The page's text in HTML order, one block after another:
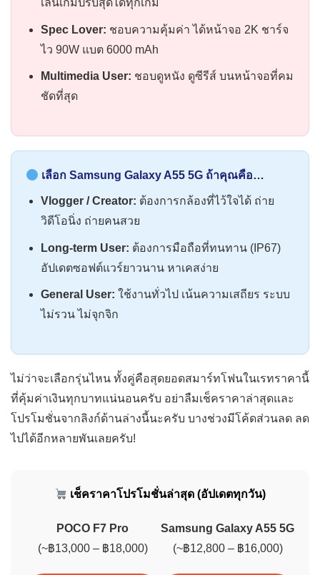
เล่นเกมปรับสุดได้ทุกเกม
Spec Lover: ชอบความคุ้มค่า ได้หน้าจอ 2K ชาร์จ
ไว 90W แบต 6000 mAh
Multimedia User: ชอบดูหนัง ดูซีรีส์ บนหน้าจอที่คม
ชัดที่สุด
เลือก Samsung Galaxy A55 5G ถ้าคุณคือ…
Vlogger / Creator: ต้องการกล้องที่ไว้ใจได้ ถ่าย
วิดีโอนิ่ง ถ่ายคนสวย
Long-term User: ต้องการมือถือที่ทนทาน (IP67)
อัปเดตซอฟต์แวร์ยาวนาน หาเคสง่าย
General User: ใช้งานทั่วไป เน้นความเสถียร ระบบ
ไม่รวน ไม่จุกจิก
ไม่ว่าจะเลือกรุ่นไหน ทั้งคู่คือสุดยอดสมาร์ทโฟนในเรทราคานี้
ที่คุ้มค่าเงินทุกบาทแน่นอนครับ อย่าลืมเช็คราคาล่าสุดและ
โปรโมชั่นจากลิงก์ด้านล่างนี้นะครับ บางช่วงมีโค้ดส่วนลด ลด
ไปได้อีกหลายพันเลยครับ!
เช็คราคาโปรโมชั่นล่าสุด (อัปเดตทุกวัน)
POCO F7 Pro
(~฿13,000 – ฿18,000)
Samsung Galaxy A55 5G
(~฿12,800 – ฿16,000)